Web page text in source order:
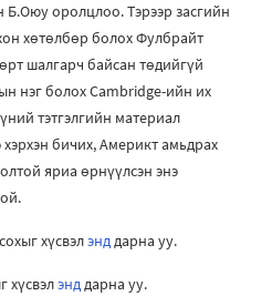
Б.Оюу оролцлоо. Тэрээр засгийн
хөтөлбөр болох Фулбрайт
шалгарч байсан төдийгүй
нэг болох Cambridge-ийн их
тэтгэлгийн материал
хэрхэн бичих, Америкт амьдрах
яриа өрнүүлсэн энэ
хүсвэлэнддарна уу.
хүсвэлэнддарна уу.